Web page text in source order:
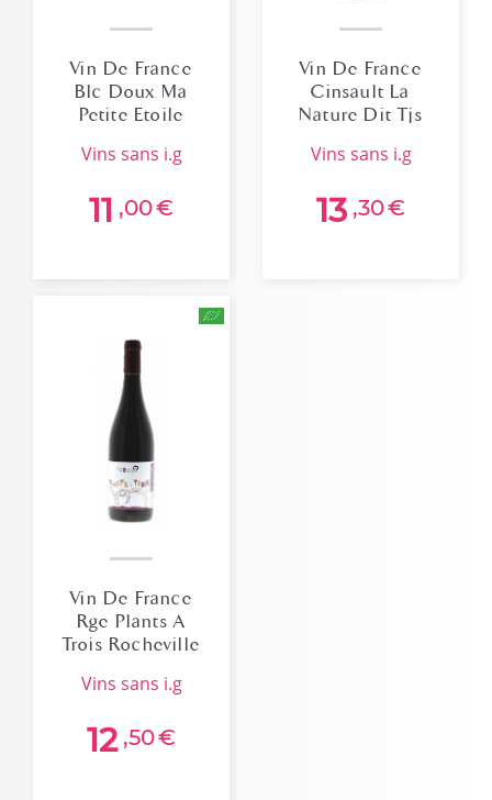
Vin De France
Blc Doux Ma
Petite Etoile
vins sans i.g
11 ,00€
Vin De France
Cinsault La
Nature Dit Tjs
Artisans
vins sans i.g
13 ,30€
Vin De France
Rge Plants A
Trois Rocheville
vins sans i.g
12 ,50€